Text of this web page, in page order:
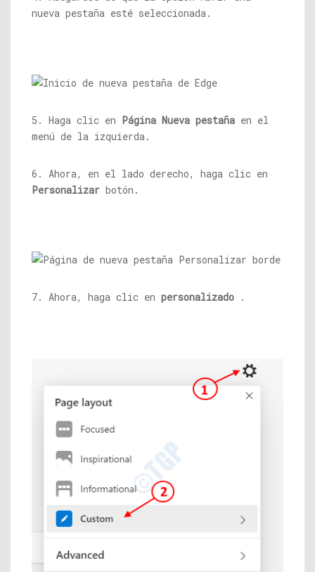
nueva pestaña esté seleccionada.
5. Haga clic en Página Nueva pestaña en el
menú de la izquierda.
6. Ahora, en el lado derecho, haga clic en
Personalizar botón.
7. Ahora, haga clic en personalizado .